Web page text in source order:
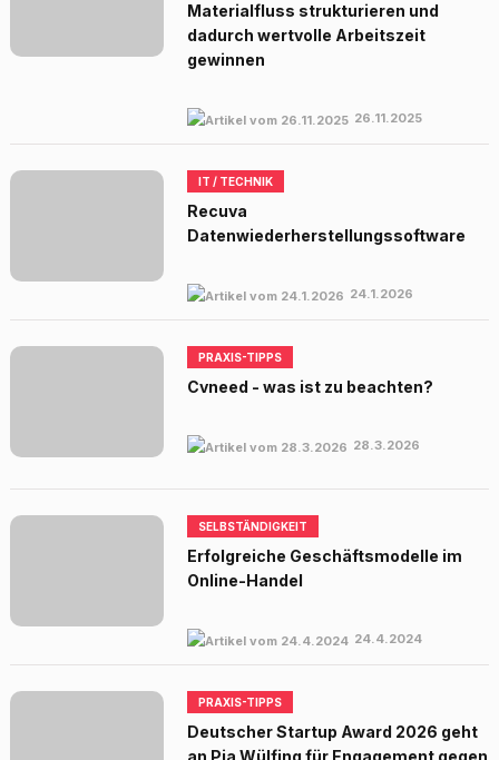
Materialfluss strukturieren und
dadurch wertvolle Arbeitszeit
gewinnen
26.11.2025
IT / TECHNIK
Recuva
Datenwiederherstellungssoftware
24.1.2026
PRAXIS-TIPPS
Cvneed - was ist zu beachten?
28.3.2026
SELBSTÄNDIGKEIT
Erfolgreiche Geschäftsmodelle im
Online-Handel
24.4.2024
PRAXIS-TIPPS
Deutscher Startup Award 2026 geht
an Pia Wülfing für Engagement gegen